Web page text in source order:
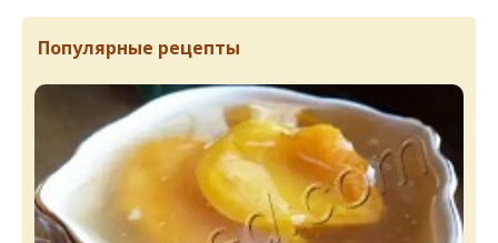
Популярные рецепты